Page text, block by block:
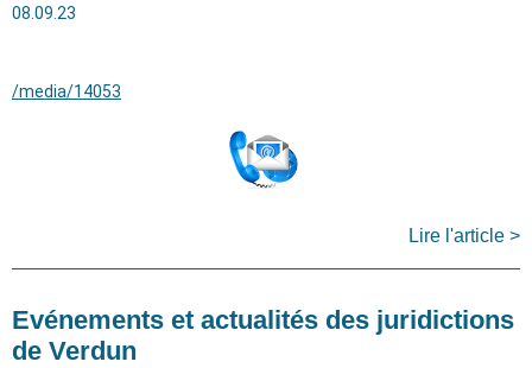
08.09.23
/media/14053
Lire l'article >
Evénements et actualités des juridictions
de Verdun